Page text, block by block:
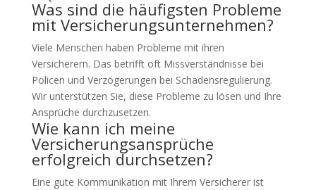
Was sind die häufigsten Probleme
mit Versicherungsunternehmen?
Viele Menschen haben Probleme mit ihren
Versicherern. Das betrifft oft Missverständnisse bei
Policen und Verzögerungen bei Schadensregulierung.
Wir unterstützen Sie, diese Probleme zu lösen und Ihre
Ansprüche durchzusetzen.
Wie kann ich meine
Versicherungsansprüche
erfolgreich durchsetzen?
Eine gute Kommunikation mit Ihrem Versicherer ist